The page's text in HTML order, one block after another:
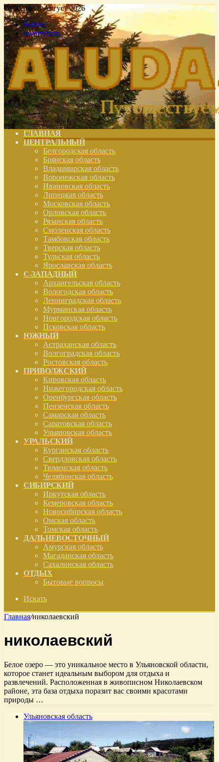
Суббота , 8 Август 2026
Войти
Switch skin
ГЛАВНАЯ
ЦЕНТРАЛЬНЫЙ
Белгородская область
Брянская область
Владимирская область
Воронежская область
Ивановская область
Липецкая область
Московская область
Орловская область
Рязанская область
Смоленская область
Тамбовская область
Тверская область
Тульская область
Ярославская область
С-ЗАПАДНЫЙ
Архангельская область
Вологодская область
Ленинградская область
Мурманская область
Новгородская область
Псковская область
ЮЖНЫЙ
Астраханская область
Волгоградская область
Ростовская область
ПРИВОЛЖСКИЙ
Кировская область
Нижегородская область
Оренбургская область
Пензенская область
Самарская область
Саратовская область
Ульяновская область
УРАЛЬСКИЙ
Курганская область
Свердловская область
Тюменская область
Челябинская область
СИБИРСКИЙ
Иркутская область
Кемеровская область
Новосибирская область
Омская область
Томская область
ДАЛЬНЕВОСТОЧНЫЙ
Амурская область
Магаданская область
Сахалинская область
ОТДЫХ
Бытовые вопросы
Искать
Главная/николаевский
николаевский
Белое озеро — это уникальное место в Ульяновской области,
которое станет идеальным выбором для отдыха и
развлечений. Расположенная в живописном Николаевском
районе, эта база отдыха поразит вас своими красотами
природы …
Ульяновская область